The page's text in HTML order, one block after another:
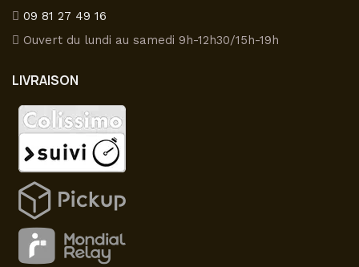
09 81 27 49 16
Ouvert du lundi au samedi 9h-12h30/15h-19h
LIVRAISON